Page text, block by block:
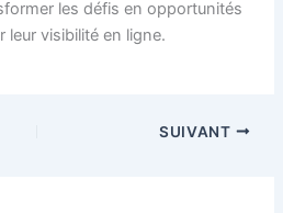
les défis en opportunités
leur visibilité en ligne.
SUIVANT